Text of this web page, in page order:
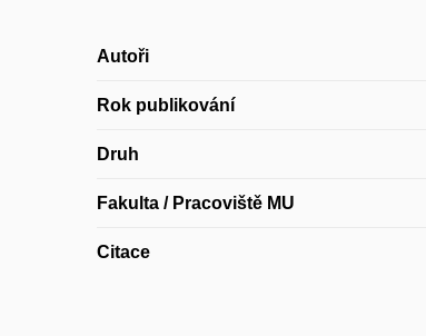
Autoři
Rok publikování
Druh
Fakulta / Pracoviště MU
Citace